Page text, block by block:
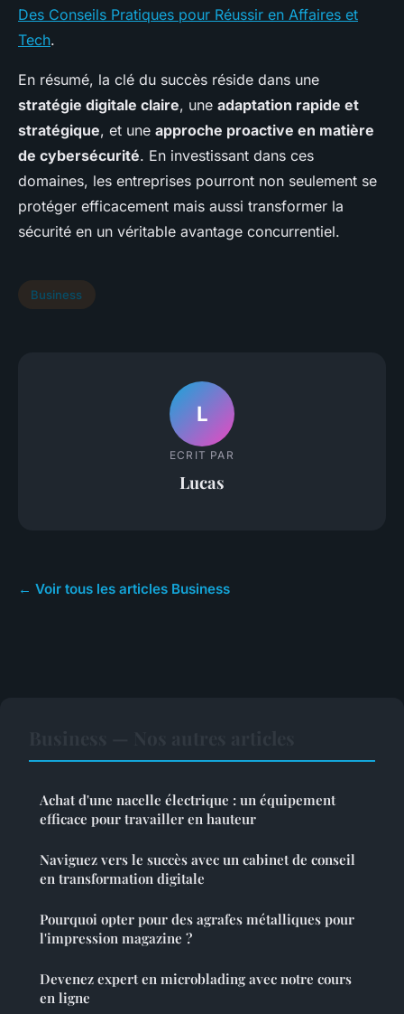
Des Conseils Pratiques pour Réussir en Affaires et
Tech.
En résumé, la clé du succès réside dans une
stratégie digitale claire, une adaptation rapide et
stratégique, et une approche proactive en matière
de cybersécurité. En investissant dans ces
domaines, les entreprises pourront non seulement se
protéger efficacement mais aussi transformer la
sécurité en un véritable avantage concurrentiel.
Business
L
ECRIT PAR
Lucas
← Voir tous les articles Business
Achat d'une nacelle électrique : un équipement
efficace pour travailler en hauteur
Naviguez vers le succès avec un cabinet de conseil
en transformation digitale
Pourquoi opter pour des agrafes métalliques pour
l'impression magazine ?
Devenez expert en microblading avec notre cours
en ligne